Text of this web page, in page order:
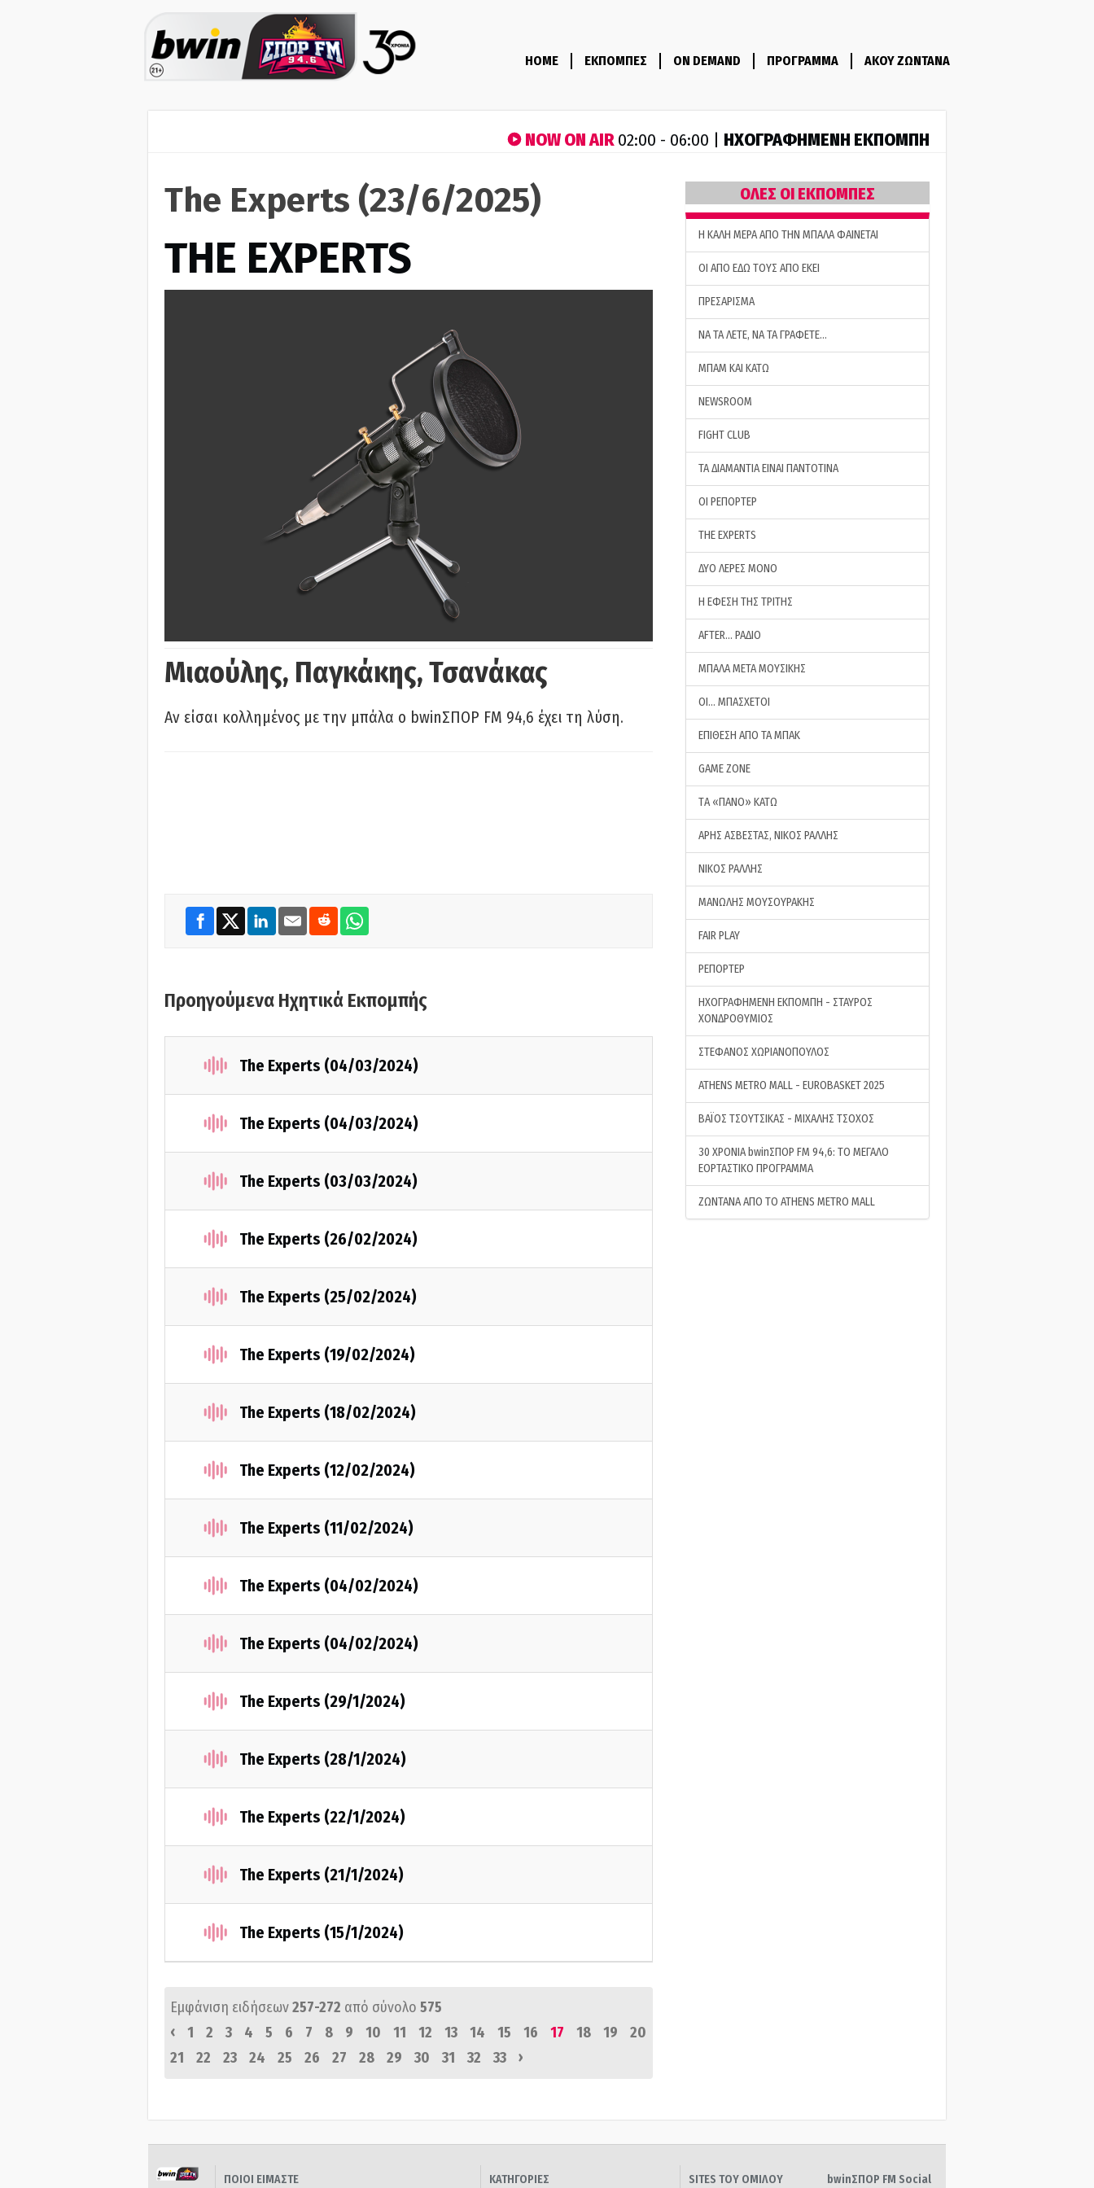
HOME ΕΚΠΟΜΠΕΣ ON DEMAND ΠΡΟΓΡΑΜΜΑ ΑΚΟΥ ΖΩΝΤΑΝΑ
NOW ON AIR02:00 - 06:00 | ΗΧΟΓΡΑΦΗΜΕΝΗ ΕΚΠΟΜΠΗ
The Experts (23/6/2025)
THE EXPERTS
Μιαούλης, Παγκάκης, Τσανάκας
Αν είσαι κολλημένος με την μπάλα ο bwinΣΠΟΡ FM 94,6 έχει τη λύση.
Προηγούμενα Ηχητικά Εκπομπής
The Experts (04/03/2024)
The Experts (04/03/2024)
The Experts (03/03/2024)
The Experts (26/02/2024)
The Experts (25/02/2024)
The Experts (19/02/2024)
The Experts (18/02/2024)
The Experts (12/02/2024)
The Experts (11/02/2024)
The Experts (04/02/2024)
The Experts (04/02/2024)
The Experts (29/1/2024)
The Experts (28/1/2024)
The Experts (22/1/2024)
The Experts (21/1/2024)
The Experts (15/1/2024)
Εμφάνιση ειδήσεων257-272 από σύνολο 575
‹
1 2 3 4 5 6 7 8 9 10 11 12 13 14 15 16 17 18 19
20
21
22 23 24 25 26 27 28 29 30 31 32 33 ›
ΟΛΕΣ ΟΙ ΕΚΠΟΜΠΕΣ
H ΚΑΛΗ ΜΕΡΑ ΑΠΟ ΤΗΝ ΜΠΑΛΑ ΦΑΙΝΕΤΑΙ
ΟΙ ΑΠΟ ΕΔΩ ΤΟΥΣ ΑΠΟ ΕΚΕΙ
ΠΡΕΣΑΡΙΣΜΑ
ΝΑ ΤΑ ΛΕΤΕ, ΝΑ ΤΑ ΓΡΑΦΕΤΕ…
ΜΠΑΜ ΚΑΙ ΚΑΤΩ
NEWSROOM
FIGHT CLUB
ΤΑ ΔΙΑΜΑΝΤΙΑ ΕΙΝΑΙ ΠΑΝΤΟΤΙΝΑ
ΟΙ ΡΕΠΟΡΤΕΡ
THE EXPERTS
ΔΥΟ ΛΕΡΕΣ ΜΟΝΟ
Η ΕΦΕΣΗ ΤΗΣ ΤΡΙΤΗΣ
AFTER… ΡΑΔΙΟ
ΜΠΑΛΑ ΜΕΤΑ ΜΟΥΣΙΚΗΣ
ΟΙ… ΜΠΑΣΧΕΤΟΙ
ΕΠΙΘΕΣΗ ΑΠΟ ΤΑ ΜΠΑΚ
GAME ZONE
ΤA «ΠΑΝΟ» ΚΑΤΩ
ΑΡΗΣ ΑΣΒΕΣΤΑΣ, ΝΙΚΟΣ ΡΑΛΛΗΣ
ΝΙΚΟΣ ΡΑΛΛΗΣ
ΜΑΝΩΛΗΣ ΜΟΥΣΟΥΡΑΚΗΣ
FAIR PLAY
ΡΕΠΟΡΤΕΡ
ΗΧΟΓΡΑΦΗΜΕΝΗ ΕΚΠΟΜΠΗ - ΣΤΑΥΡΟΣ
ΧΟΝΔΡΟΘΥΜΙΟΣ
ΣΤΕΦΑΝΟΣ ΧΩΡΙΑΝΟΠΟΥΛΟΣ
ATHENS METRO MALL - EUROBASKET 2025
ΒΑΪΟΣ ΤΣΟΥΤΣΙΚΑΣ - ΜΙΧΑΛΗΣ ΤΣΟΧΟΣ
30 ΧΡΟΝΙΑ bwinΣΠΟΡ FM 94,6: ΤΟ ΜΕΓΑΛΟ
ΕΟΡΤΑΣΤΙΚΟ ΠΡΟΓΡΑΜΜΑ
ΖΩΝΤΑΝΑ ΑΠΟ ΤΟ ATHENS METRO MALL
ΠΟΙΟΙ ΕΙΜΑΣΤΕ ΚΑΤΗΓΟΡΙΕΣ SITES ΤΟΥ ΟΜΙΛΟΥ bwinΣΠΟΡ FM Social